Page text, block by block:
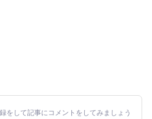
をして記事にコメントをしてみましょう